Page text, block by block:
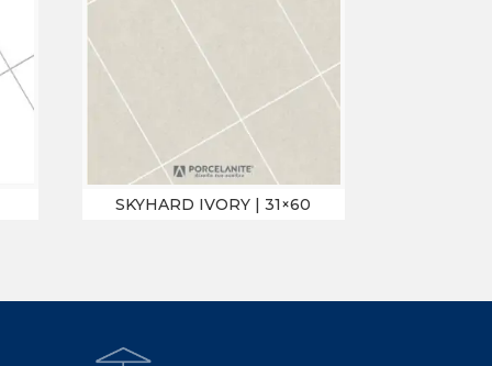
SKYHARD IVORY | 31×60